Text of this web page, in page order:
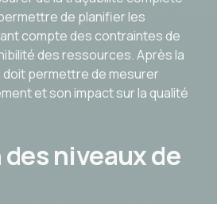
de planifier les
compte des contraintes de
des ressources. Après la
doit permettre de mesurer
et son impact sur la qualité
niveaux de